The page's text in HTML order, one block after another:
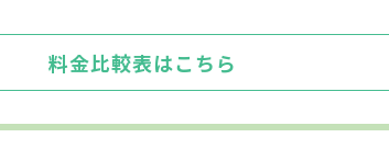
料金比較表はこちら